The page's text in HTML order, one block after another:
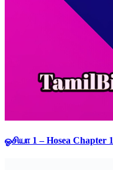
ஓசியா 1 – Hosea Chapter 1